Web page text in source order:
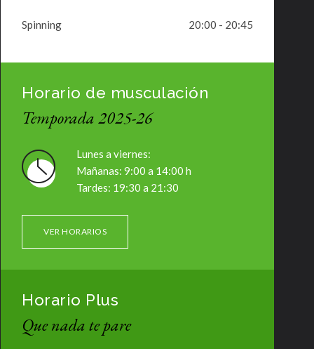
Spinning 20:00 - 20:45
Horario de musculación
Temporada 2025-26
Lunes a viernes:
Mañanas: 9:00 a 14:00 h
Tardes: 19:30 a 21:30
VER HORARIOS
Horario Plus
Que nada te pare